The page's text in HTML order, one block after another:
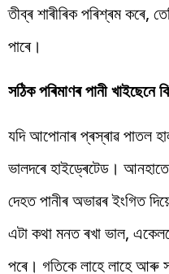
তীব্ৰ শাৰীৰিক পৰিশ্ৰম কৰে,
পাৰে।
সঠিক পৰিমাণৰ পানী খাইছেনে
যদি আপোনাৰ প্ৰস্ৰাৱ পাতল
ভালদৰে হাইড্ৰেটেড। আনহাতে
দেহত পানীৰ অভাৱৰ ইংগিত
এটা কথা মনত ৰখা ভাল,
পৰে। গতিকে লাহে লাহে আৰু